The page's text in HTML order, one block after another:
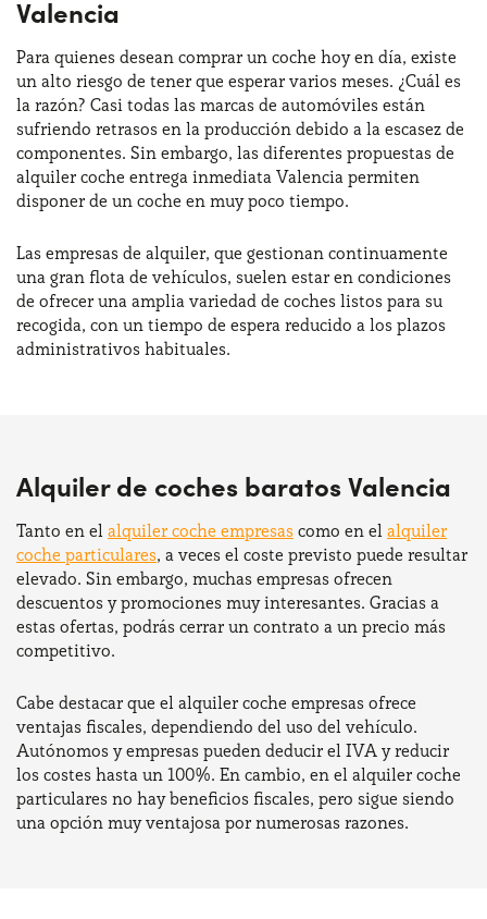
Valencia
Para quienes desean comprar un coche hoy en día, existe
un alto riesgo de tener que esperar varios meses. ¿Cuál es
la razón? Casi todas las marcas de automóviles están
sufriendo retrasos en la producción debido a la escasez de
componentes. Sin embargo, las diferentes propuestas de
alquiler coche entrega inmediata Valencia permiten
disponer de un coche en muy poco tiempo.
Las empresas de alquiler, que gestionan continuamente
una gran flota de vehículos, suelen estar en condiciones
de ofrecer una amplia variedad de coches listos para su
recogida, con un tiempo de espera reducido a los plazos
administrativos habituales.
Alquiler de coches baratos Valencia
Tanto en el alquiler coche empresas como en el alquiler
coche particulares, a veces el coste previsto puede resultar
elevado. Sin embargo, muchas empresas ofrecen
descuentos y promociones muy interesantes. Gracias a
estas ofertas, podrás cerrar un contrato a un precio más
competitivo.
Cabe destacar que el alquiler coche empresas ofrece
ventajas fiscales, dependiendo del uso del vehículo.
Autónomos y empresas pueden deducir el IVA y reducir
los costes hasta un 100%. En cambio, en el alquiler coche
particulares no hay beneficios fiscales, pero sigue siendo
una opción muy ventajosa por numerosas razones.